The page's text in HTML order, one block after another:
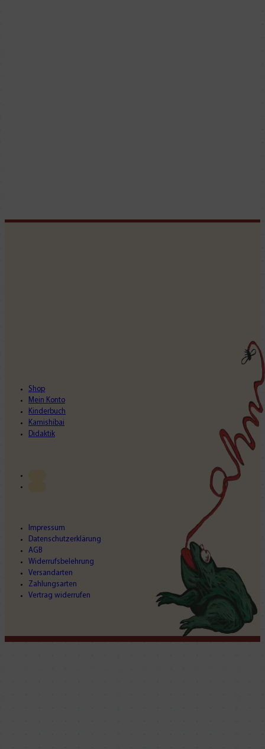
Shop
Mein Konto
Kinderbuch
Kamishibai
Didaktik
Impressum
Datenschutzerklärung
AGB
Widerrufsbelehrung
Versandarten
Zahlungsarten
Vertrag widerrufen